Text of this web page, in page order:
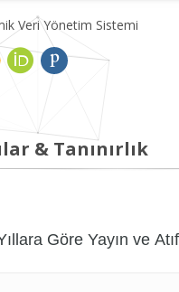
Veri Yönetim Sistemi
& Tanınırlık
Göre Yayın ve